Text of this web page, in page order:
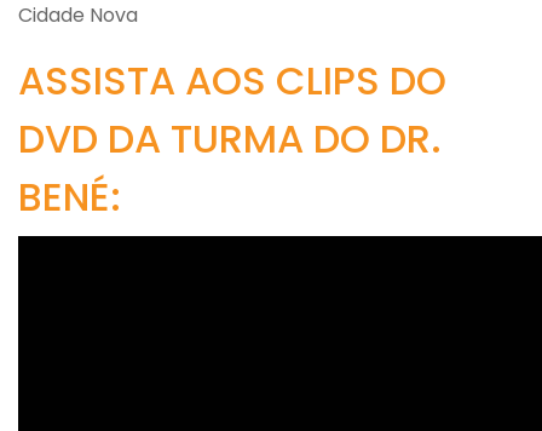
Cidade Nova
ASSISTA AOS CLIPS DO
DVD DA TURMA DO DR.
BENÉ: